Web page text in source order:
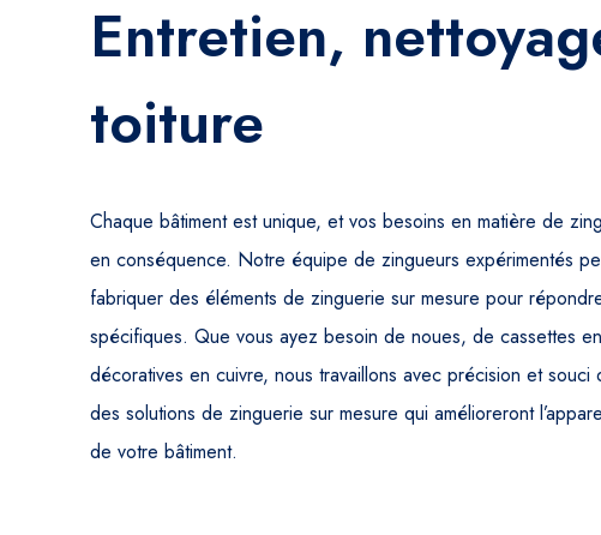
Entretien,
toiture
Chaque bâtiment est unique, et vos besoins en matière de
en conséquence. Notre équipe de zingueurs expérimentés
fabriquer des éléments de zinguerie sur mesure pour
spécifiques. Que vous ayez besoin de noues, de cassettes
décoratives en cuivre, nous travaillons avec précision et
des solutions de zinguerie sur mesure qui amélioreront
de votre bâtiment.